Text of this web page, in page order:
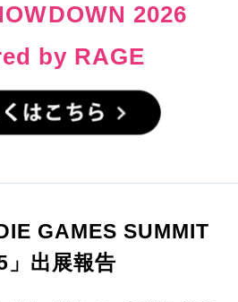
2026
by RAGE
GAMES SUMMIT
」出展報告